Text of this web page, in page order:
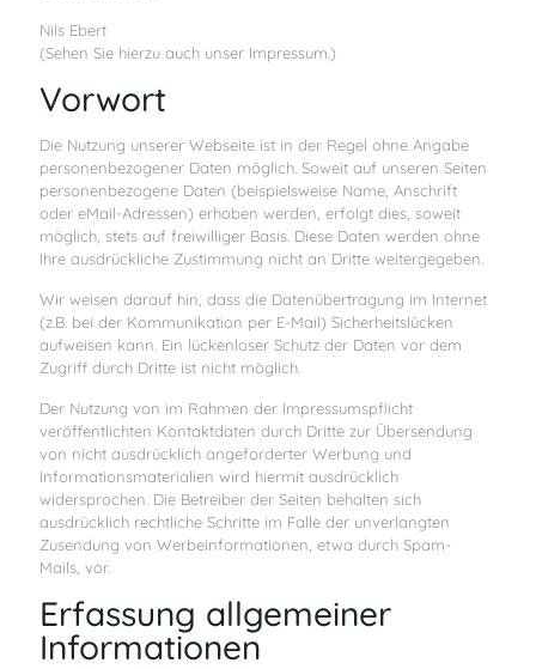
Nils Ebert
(Sehen Sie hierzu auch unser Impressum.)
Vorwort
Die Nutzung unserer Webseite ist in der Regel ohne Angabe
personenbezogener Daten möglich. Soweit auf unseren Seiten
personenbezogene Daten (beispielsweise Name, Anschrift
oder eMail-Adressen) erhoben werden, erfolgt dies, soweit
möglich, stets auf freiwilliger Basis. Diese Daten werden ohne
Ihre ausdrückliche Zustimmung nicht an Dritte weitergegeben.
Wir weisen darauf hin, dass die Datenübertragung im Internet
(z.B. bei der Kommunikation per E-Mail) Sicherheitslücken
aufweisen kann. Ein lückenloser Schutz der Daten vor dem
Zugriff durch Dritte ist nicht möglich.
Der Nutzung von im Rahmen der Impressumspflicht
veröffentlichten Kontaktdaten durch Dritte zur Übersendung
von nicht ausdrücklich angeforderter Werbung und
Informationsmaterialien wird hiermit ausdrücklich
widersprochen. Die Betreiber der Seiten behalten sich
ausdrücklich rechtliche Schritte im Falle der unverlangten
Zusendung von Werbeinformationen, etwa durch Spam-
Mails, vor.
Erfassung allgemeiner
Informationen